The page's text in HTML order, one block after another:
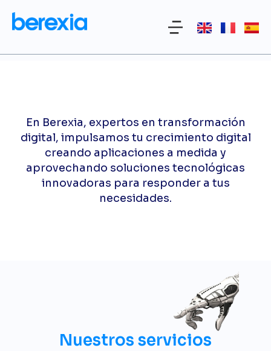
En Berexia, expertos en transformación
digital, impulsamos tu crecimiento digital
creando aplicaciones a medida y
aprovechando soluciones tecnológicas
innovadoras para responder a tus
necesidades.
Nuestros servicios